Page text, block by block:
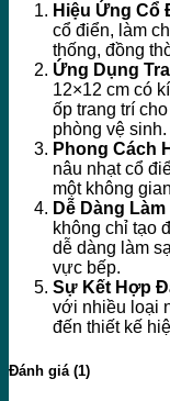
Hiệu Ứng Cổ
cổ điển, làm
thống, đồng
Ứng Dụng
12×12 cm có
ốp trang trí
phòng vệ sinh.
Phong Cách
nâu nhạt cổ
một không
Dễ Dàng
không chỉ tạo
dễ dàng làm
vực bếp.
Sự Kết Hợp
với nhiều loại
đến thiết kế
Đánh giá (1)